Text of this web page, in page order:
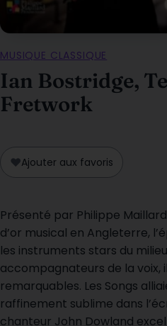
MUSIQUE CLASSIQUE
Ian Bostridge,
Fretwork
♥Ajouter aux favoris
Présenté par Philippe
d’or musical en Angleterre,
les instruments stars du
accompagnateurs de la voix,
remarquables. Les Songs
raffinement sublime dans
chanteur John Dowland